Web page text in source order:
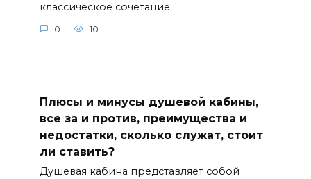
классическое сочетание
0 10
Плюсы и минусы душевой кабины,
все за и против, преимущества и
недостатки, сколько служат, стоит
ли ставить?
Душевая кабина представляет собой